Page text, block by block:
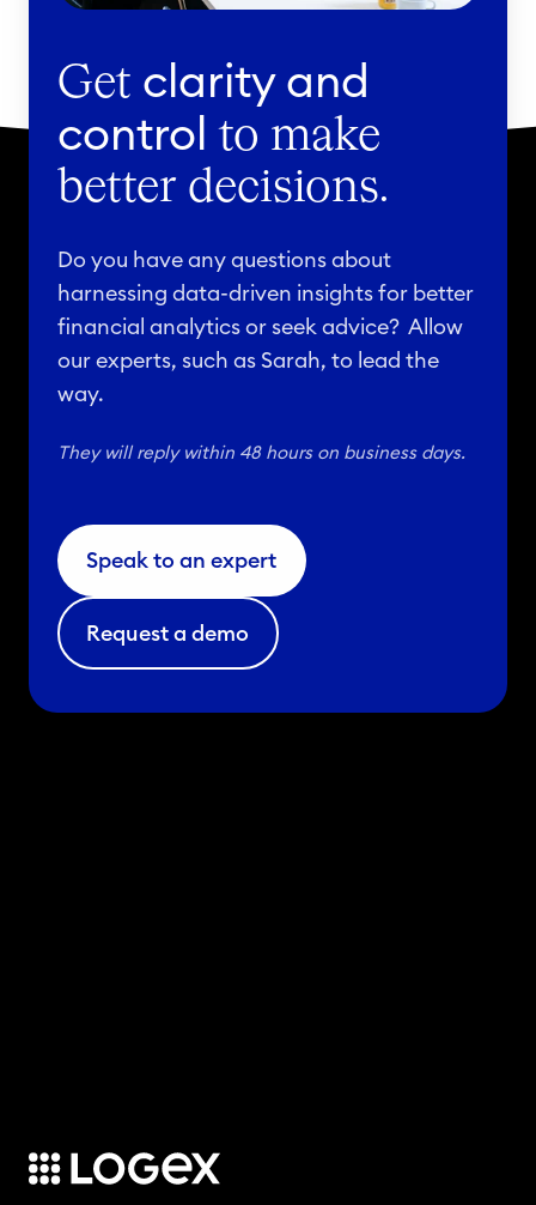
Get clarity and
control to make
better decisions.
Do you have any questions about
harnessing data-driven insights for better
financial analytics or seek advice? Allow
our experts, such as Sarah, to lead the
way.
They will reply within 48 hours on business days.
Speak to an expert
Request a demo